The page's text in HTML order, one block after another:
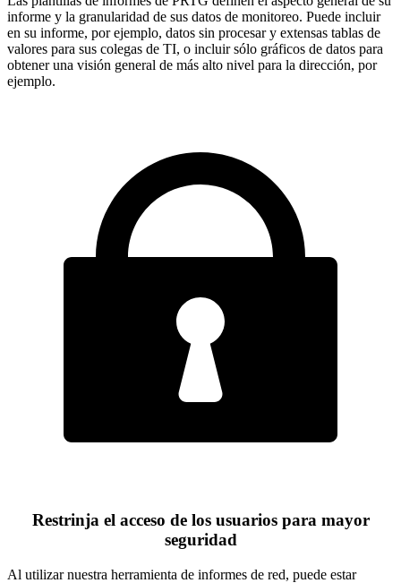
informe y la granularidad de sus datos de monitoreo. Puede incluir
en su informe, por ejemplo, datos sin procesar y extensas tablas de
valores para sus colegas de TI, o incluir sólo gráficos de datos para
obtener una visión general de más alto nivel para la dirección, por
ejemplo.
Restrinja el acceso de los usuarios para mayor
seguridad
Al utilizar nuestra herramienta de informes de red, puede estar